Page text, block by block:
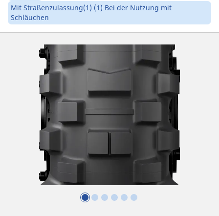
Mit Straßenzulassung(1) (1) Bei der Nutzung mit
Schläuchen